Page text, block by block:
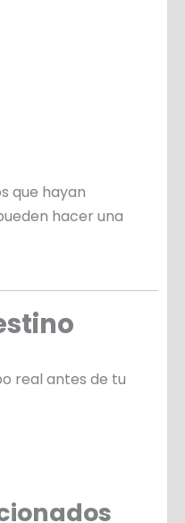
que hayan
hacer una
real antes de tu